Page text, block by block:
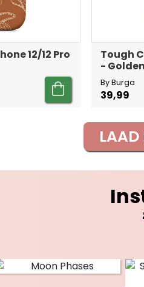
12/12 Pro
Tough
-
By Burga
39,99
LAAD